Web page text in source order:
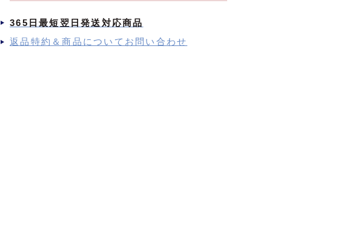
365日最短翌日発送対応商品
返品特約＆商品についてお問い合わせ